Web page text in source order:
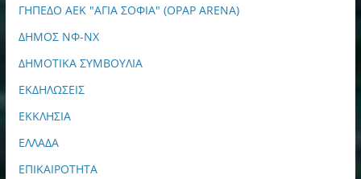
ΓΗΠΕΔΟ ΑΕΚ "ΑΓΙΑ ΣΟΦΙΑ" (OPAP ARENA)
ΔΗΜΟΣ ΝΦ-ΝΧ
ΔΗΜΟΤΙΚΑ ΣΥΜΒΟΥΛΙΑ
ΕΚΔΗΛΩΣΕΙΣ
ΕΚΚΛΗΣΙΑ
ΕΛΛΑΔΑ
ΕΠΙΚΑΙΡΟΤΗΤΑ